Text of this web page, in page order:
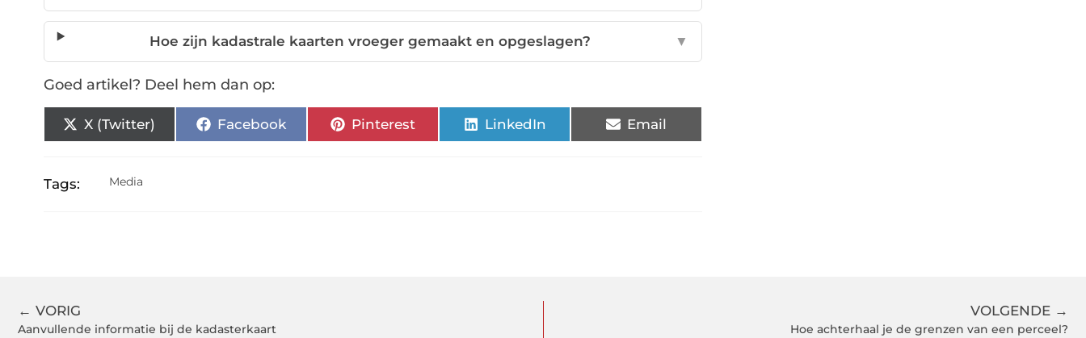
Hoe zijn kadastrale kaarten vroeger gemaakt en opgeslagen? ▼
Goed artikel? Deel hem dan op:
X (Twitter) Facebook Pinterest LinkedIn Email
Tags: Media
← VORIG
Aanvullende informatie bij de kadasterkaart
VOLGENDE →
Hoe achterhaal je de grenzen van een perceel?